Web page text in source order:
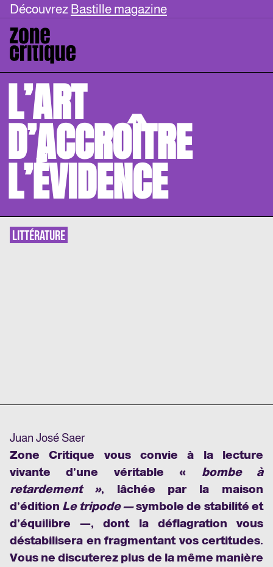
Découvrez Bastille magazine
L’ART
D’ACCROÎTRE
L’ÉVIDENCE
LITTÉRATURE
Juan José Saer
Zone Critique vous convie à la lecture
vivante d’une véritable « bombe à
retardement », lâchée par la maison
d’édition Le tripode —symbole de stabilité et
d’équilibre —, dont la déflagration vous
déstabilisera en fragmentant vos certitudes.
Vous ne discuterez plus de la même manière